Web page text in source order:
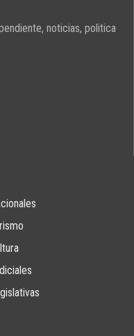
noticias, politica